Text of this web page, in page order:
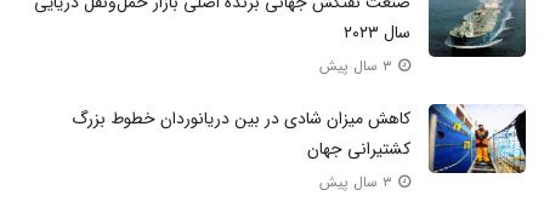
سال ۲۰۲۳
کاهش میزان شادی در بین دریانوردان خطوط بزرگ
کشتیرانی جهان